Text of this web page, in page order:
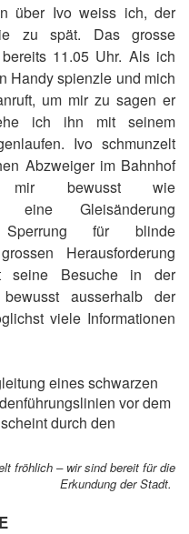
über Ivo weiss ich, der
zu spät. Das grosse
11.05 Uhr. Als ich
Handy spienzle und mich
um mir zu sagen er
ich ihn mit seinem
Ivo schmunzelt
Abzweiger im Bahnhof
mir bewusst wie
Gleisänderung
für blinde
Herausforderung
seine Besuche in der
ausserhalb der
viele Informationen
fröhlich – wir sind bereit für die
Erkundung der Stadt.